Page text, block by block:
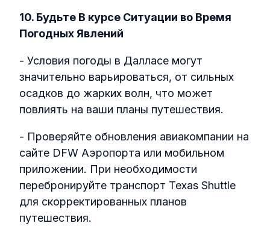
10. Будьте В курсе Ситуации во Время
Погодных Явлений
- Условия погоды в Далласе могут
значительно варьироваться, от сильных
осадков до жарких волн, что может
повлиять на ваши планы путешествия.
- Проверяйте обновления авиакомпании на
сайте DFW Аэропорта или мобильном
приложении. При необходимости
перебронируйте транспорт Texas Shuttle
для скорректированных планов
путешествия.